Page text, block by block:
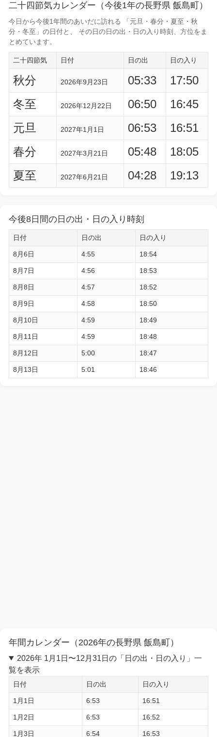
二十四節気カレンダー（今後1年の長野県 飯島町）
今日から今後1年間のあいだに訪れる 「元旦・春分・夏至・秋
分・冬至」の日付と、 その日の日の出・日の入り時刻
、方位をま
とめています。
二十四節気 日付 日の出 日の入り
秋分 2026年9月23日 05:33
17:50
冬至
2026年12月22日 06:50
16:45
元旦
2027年1月1日 06:53
16:51
春分
2027年3月21日 05:48
18:05
夏至
2027年6月21日 04:28 19:13
今後8日間の日の出・日の入り時刻
日付 日の出 日の入り
8月6日 4:55 18:54
8月7日 4:56 18:53
8月8日 4:57 18:52
8月9日 4:58 18:50
8月10日 4:59 18:49
8月11日 4:59 18:48
8月12日 5:00 18:47
8月13日 5:01 18:46
年間カレンダー（2026年の長野県 飯島町）
2026年 1月1日〜12月31日の「日の出・日の入り」一
覧を表示
日付 日の出 日の入り
1月1日 6:53 16:51
1月2日 6:53 16:52
1月3日 6:54 16:53